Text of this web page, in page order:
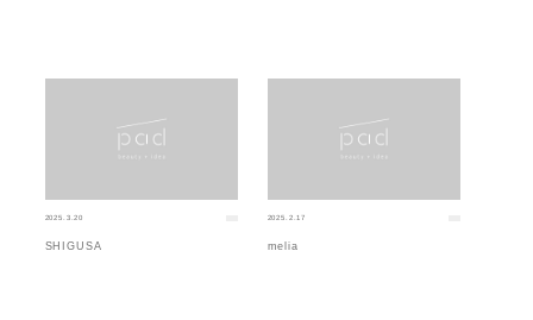
2025.3.20
SHIGUSA
2025.2.17
melia